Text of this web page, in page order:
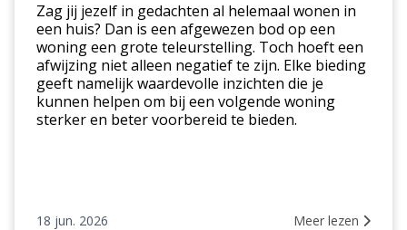
biedingen?
Zag jij jezelf in gedachten al helemaal wonen in
een huis? Dan is een afgewezen bod op een
woning een grote teleurstelling. Toch hoeft een
afwijzing niet alleen negatief te zijn. Elke bieding
geeft namelijk waardevolle inzichten die je
kunnen helpen om bij een volgende woning
sterker en beter voorbereid te bieden.
18 jun. 2026 Meer lezen